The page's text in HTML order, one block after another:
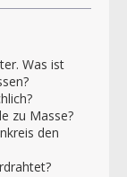
Was ist
zu Masse?
den